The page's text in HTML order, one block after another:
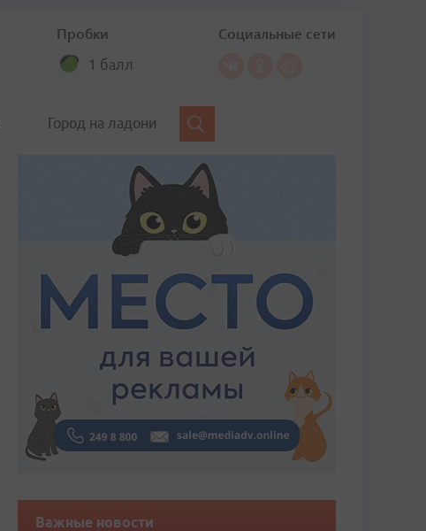
Пробки
1 балл
Социальные сети
Город на ладони
Важные новости